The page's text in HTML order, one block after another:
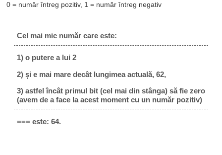
0 = număr întreg pozitiv, 1 = număr întreg negativ
Cel mai mic număr care este:
1) o putere a lui 2
2) și e mai mare decât lungimea actuală, 62,
3) astfel încât primul bit (cel mai din stânga) să fie zero
(avem de a face la acest moment cu un număr pozitiv)
=== este: 64.